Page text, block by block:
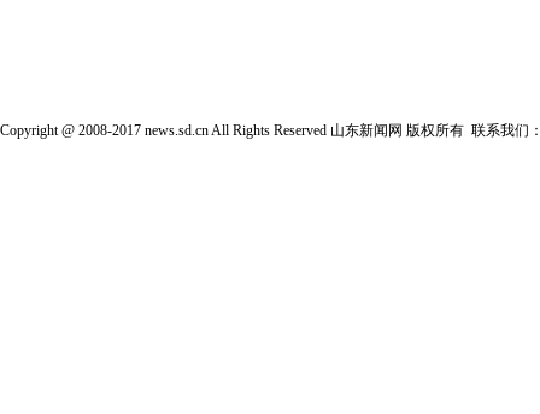
Copyright @ 2008-2017 news.sd.cn All Rights Reserved 山东新闻网 版权所有 联系我们